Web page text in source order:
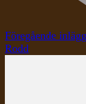
Föregående inlägg
Rodd